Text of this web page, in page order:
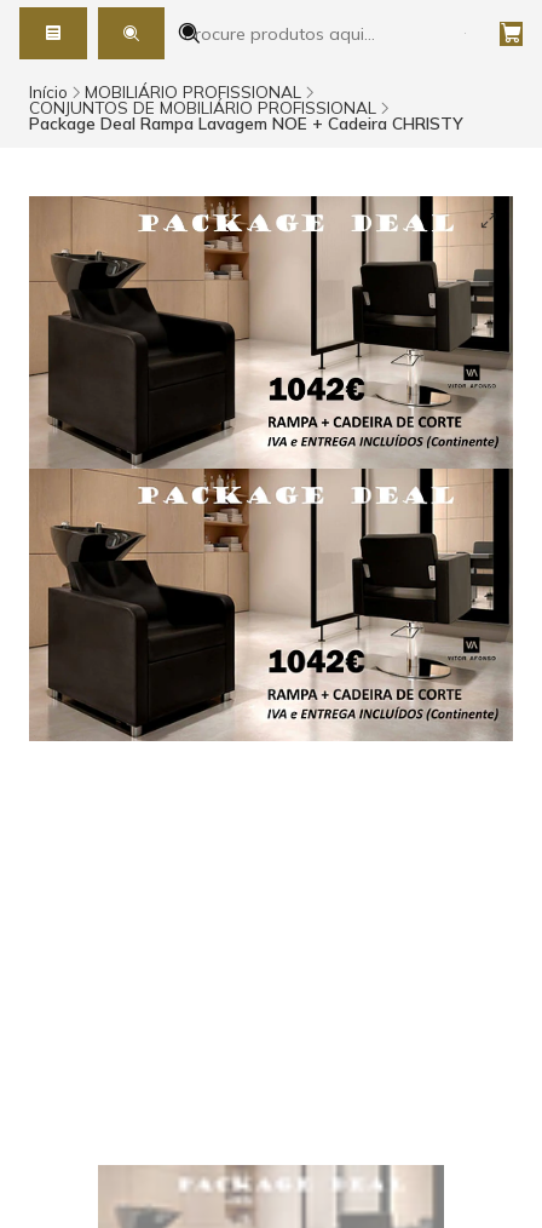
Início MOBILIÁRIO PROFISSIONAL
CONJUNTOS DE MOBILIÁRIO PROFISSIONAL
Package Deal Rampa Lavagem NOE + Cadeira CHRISTY